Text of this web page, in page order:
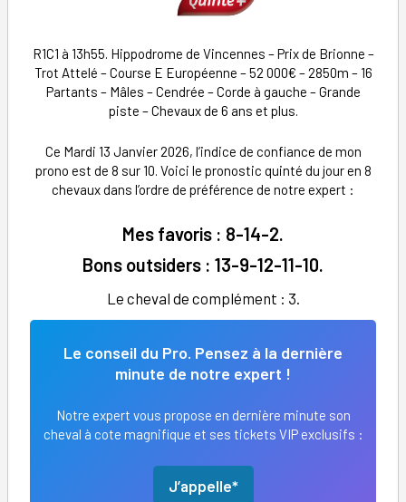
R1C1 à 13h55. Hippodrome de Vincennes – Prix de Brionne –
Trot Attelé – Course E Européenne – 52 000€ – 2850m – 16
Partants – Mâles – Cendrée – Corde à gauche – Grande
piste – Chevaux de 6 ans et plus.
Ce Mardi 13 Janvier 2026, l’indice de confiance de mon
prono est de 8 sur 10. Voici le pronostic quinté du jour en 8
chevaux dans l’ordre de préférence de notre expert :
Mes favoris : 8-14-2.
Bons outsiders : 13-9-12-11-10.
Le cheval de complément : 3.
Le conseil du Pro. Pensez à la dernière
minute de notre expert !
Notre expert vous propose en dernière minute son
cheval à cote magnifique et ses tickets VIP exclusifs :
J’appelle*